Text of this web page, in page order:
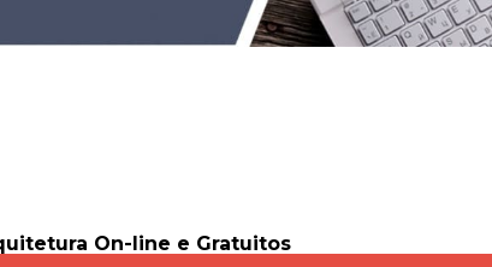
On-line e Gratuitos